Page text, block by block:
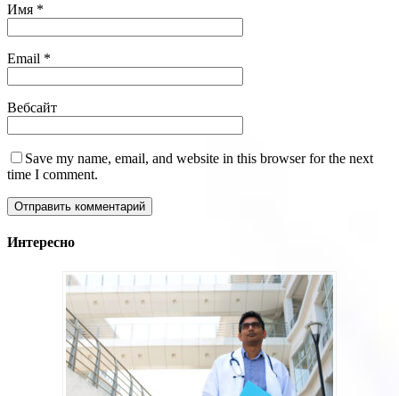
Имя *
Email *
Вебсайт
Save my name, email, and website in this browser for the next
time I comment.
Интересно